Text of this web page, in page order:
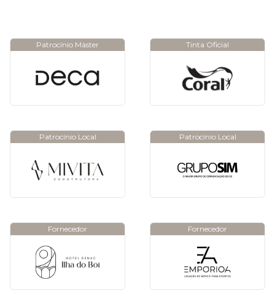
Patrocínio Màster Tinta Oficial
Patrocínio Local Patrocínio Local
Fornecedor Fornecedor